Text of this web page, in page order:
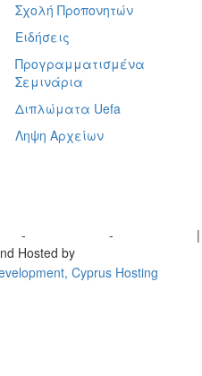
Σχολή Προπονητών
Ειδήσεις
Προγραμματισμένα
Σεμινάρια
Διπλώματα Uefa
Ληψη Αρχείων
- -
|
Hosted by